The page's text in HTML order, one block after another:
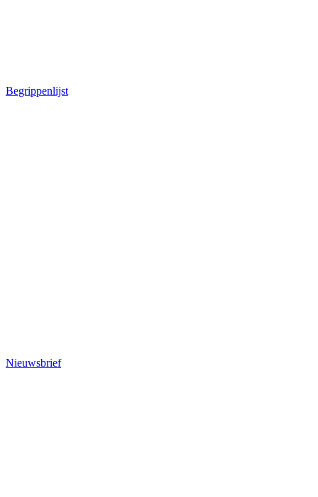
Begrippenlijst
Nieuwsbrief